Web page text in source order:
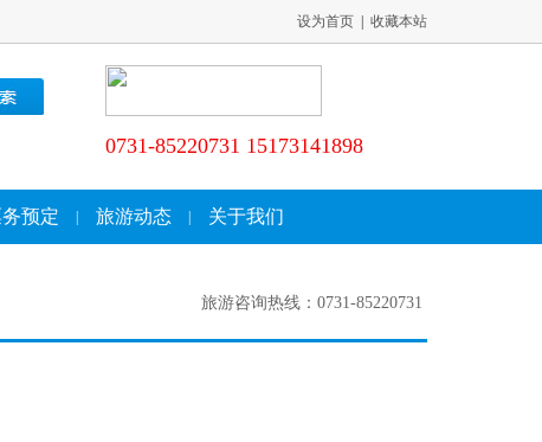
设为首页 收藏本站
0731-85220731 15173141898
预定 旅游动态 关于我们
旅游咨询热线：0731-85220731